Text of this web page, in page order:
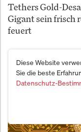
Tethers Gold-
Gigant sein frisch
feuert
Diese Website
Sie die beste
Datenschutz-